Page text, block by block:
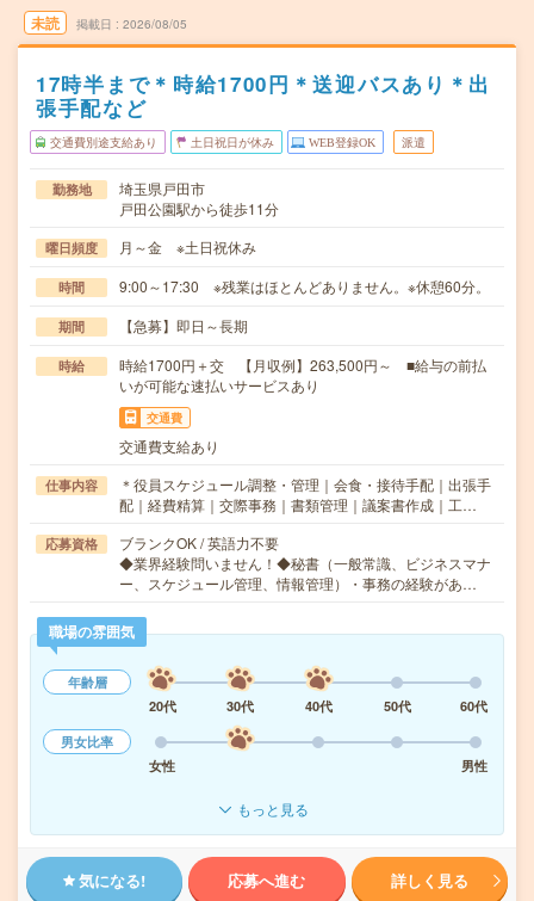
未読 掲載日 2026/08/05
17時半まで＊時給1700円＊送迎バスあり＊出
張手配など
交通費別途支給あり 土日祝日が休み WEB登録OK 派遣
勤務地
埼玉県戸田市
戸田公園駅から徒歩11分
曜日頻度 月～金 ※土日祝休み
時間 9:00～17:30 ※残業はほとんどありません。※休憩60分。
期間 【急募】即日～長期
時給
時給1700円＋交 【月収例】263,500円～ ■給与の前払
いが可能な速払いサービスあり
交通費
交通費支給あり
仕事内容
＊役員スケジュール調整・管理｜会食・接待手配｜出張手
配｜経費精算｜交際事務｜書類管理｜議案書作成｜工…
応募資格
ブランクOK / 英語力不要
◆業界経験問いません！◆秘書（一般常識、ビジネスマナ
ー、スケジュール管理、情報管理）・事務の経験があ…
職場の雰囲気
年齢層
20代
30代 40代 50代
60代
男女比率
女性
男性
もっと見る
気になる! 応募へ進む 詳しく見る